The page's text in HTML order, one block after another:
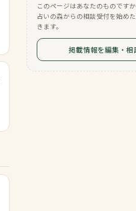
このページはあなたのものです
占いの森からの相談受付を始め
きます。
掲載情報を編集・相